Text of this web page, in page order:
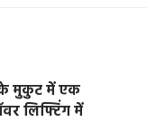
के मुकुट में एक
लिफ्टिंग में